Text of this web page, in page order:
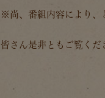
※尚、番組内容により、
皆さん是非ともご覧くだ